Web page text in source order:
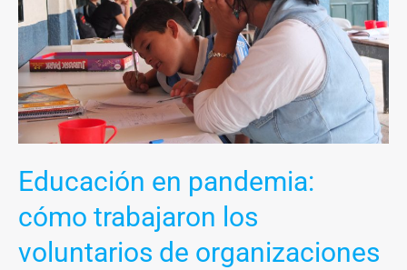
Educación en pandemia:
cómo trabajaron los
voluntarios de organizaciones
trabajaron
los
voluntarios
de
organizaciones
sociales
evitar
deserción
escolar